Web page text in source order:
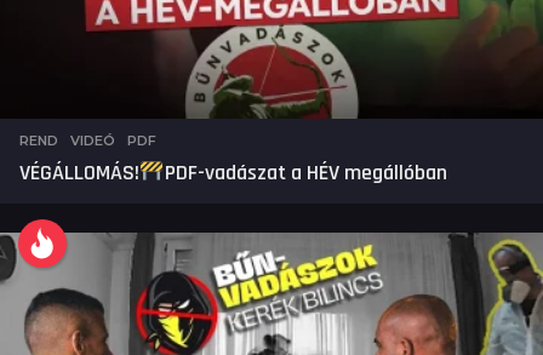
REND ,VIDEÓ PDF
VÉGÁLLOMÁS! PDF-vadászat a HÉV megállóban